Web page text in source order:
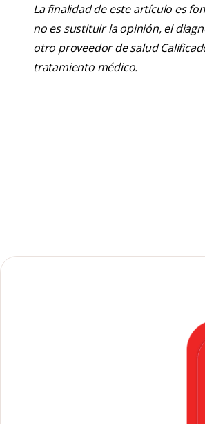
La finalidad de este artículo es
no es sustituir la opinión, el
otro proveedor de salud
tratamiento médico.